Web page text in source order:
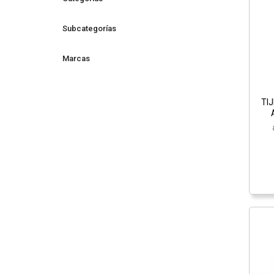
Subcategorías
Marcas